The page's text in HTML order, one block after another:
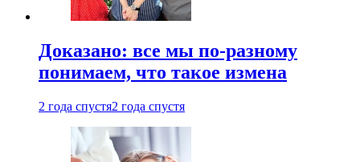
Доказано: все мы по-разному
понимаем, что такое измена
2 года спустя2 года спустя